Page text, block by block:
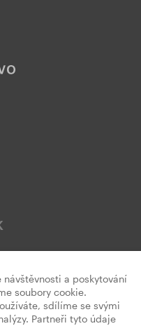
a poskytování
soubory cookie.
sdílíme se svými
Partneři tyto údaje